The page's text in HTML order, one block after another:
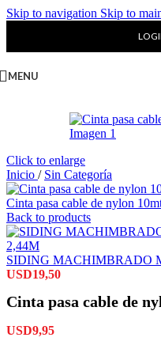
Skip to navigation Skip to
MENU
Click to enlarge
Inicio / Sin Categoría
Cinta pasa cable de nylon
Back to products
SIDING MACHIMBRADO
USD19,50
Cinta pasa cable de
USD9,95